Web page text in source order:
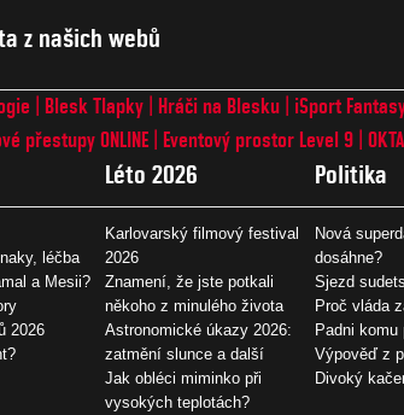
z našich webů
Blesk Tlapky Hráči na Blesku iSport
přestupy ONLINE Eventový prostor Level 9
léčba
a Mesii?
2026
Léto 2026
Karlovarský filmový festival
2026
Znamení, že jste potkali
někoho z minulého života
Astronomické úkazy 2026:
zatmění slunce a další
Jak obléci miminko při
vysokých teplotách?
Politika
Nová
dosáhne?
Sjezd
Proč vláda
Padni komu
Výpověď z
Divoký